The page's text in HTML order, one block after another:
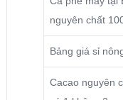
nguyên chất
Bảng giá sỉ
Cacao nguyên